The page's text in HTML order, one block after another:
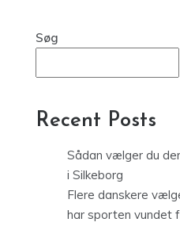
Søg
Recent Posts
Sådan vælger du
i Silkeborg
Flere danskere
har sporten vundet